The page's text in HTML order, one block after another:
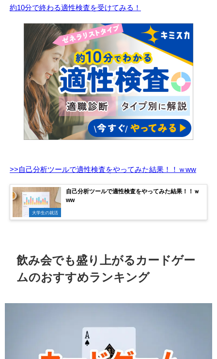
約10分で終わる適性検査を受けてみる！
>>自己分析ツールで適性検査をやってみた結果！！ｗww
大学生の就活
自己分析ツールで適性検査をやってみた結果！！ｗ
ww
飲み会でも盛り上がるカードゲー
ムのおすすめランキング